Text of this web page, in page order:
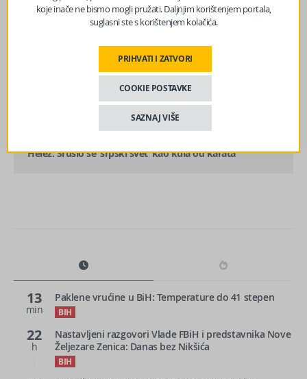
Dodik pozvao Srbe da brane RS i EUFOR da stane na
Helez: Srušio se ‘srpski svet’ kao kula od karata
13
min
Paklene vrućine u BiH: Temperature do 41 stepen
BIH
22
h
Nastavljeni razgovori Vlade FBiH i predstavnika Nove
Željezare Zenica: Danas bez Nikšića
BIH
koje inače ne bismo mogli pružati. Daljnjim korištenjem portala,
suglasni ste s korištenjem kolačića.
PRIHVATI I ZATVORI
COOKIE POSTAVKE
SAZNAJ VIŠE